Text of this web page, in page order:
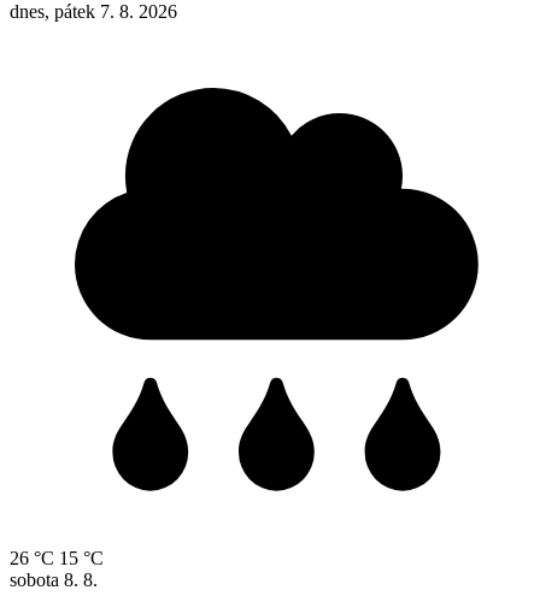
dnes, pátek 7. 8. 2026
26 °C 15 °C
sobota 8. 8.